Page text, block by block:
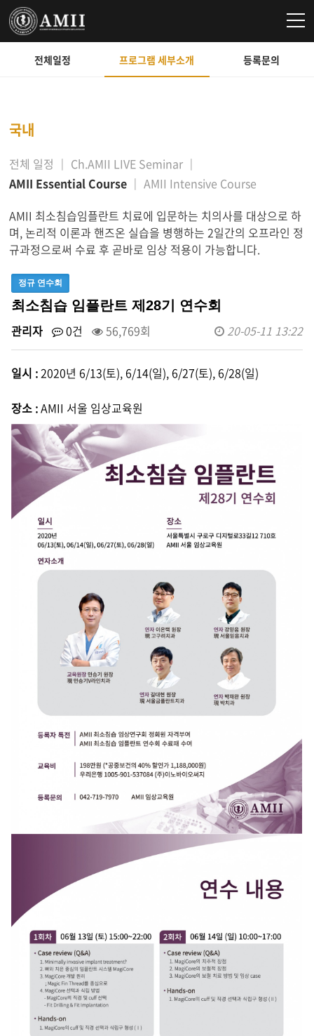
전체일정 프로그램 세부소개 등록문의
국내
전체 일정
Ch.AMII LIVE Seminar
AMII Essential Course
AMII Intensive Course
AMII 최소침습임플란트 치료에 입문하는 치의사를 대상으로 하
며, 논리적 이론과 핸즈온 실습을 병행하는 2일간의 오프라인 정
규과정으로써 수료 후 곧바로 임상 적용이 가능합니다.
정규 연수회
최소침습 임플란트 제28기 연수회
관리자 0건 56,769회 20-05-11 13:22
일시 :2020년 6/13(토), 6/14(일), 6/27(토), 6/28(일)
장소 :AMII 서울 임상교육원